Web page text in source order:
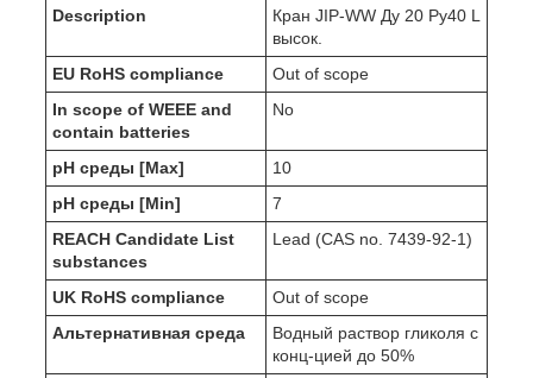
Description
Кран JIP-WW Ду 20 Ру40 L
высок.
EU RoHS compliance
Out of scope
In scope of WEEE and
contain batteries
No
pH среды [Max]
10
pH среды [Min]
7
REACH Candidate List
substances
Lead (CAS no. 7439-92-1)
UK RoHS compliance
Out of scope
Альтернативная среда
Водный раствор гликоля с
конц-цией до 50%